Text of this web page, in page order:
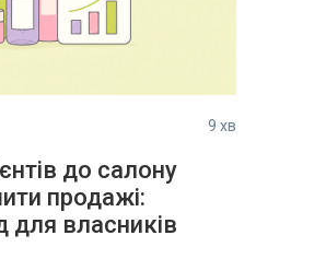
9 хв
до салону
продажі:
для власників